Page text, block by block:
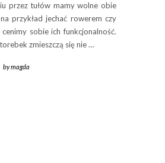
przez tułów mamy wolne obie
przykład jechać rowerem czy
sobie ich funkcjonalność.
zmieszczą się nie …
bymagda